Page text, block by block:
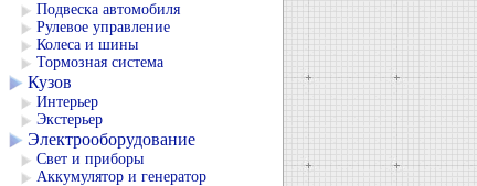
Подвеска автомобиля
Рулевое управление
Колеса и шины
Тормозная система
Кузов
Интерьер
Экстерьер
Электрооборудование
Свет и приборы
Аккумулятор и генератор